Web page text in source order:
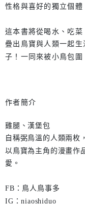
性格與喜好的獨立個體
這本書將從喝水、吃
疊出鳥寶與人類一起
子！一同來被小鳥包圍
作者簡介
雞腿、漢堡包
自稱弼鳥溫的人類兩枚
以鳥寶為主角的漫畫作
愛。
FB：鳥人鳥事多
IG：niaoshiduo